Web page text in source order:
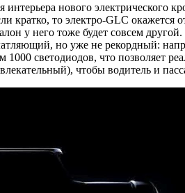
нового электрического
кратко, то электро-GLC
у него тоже будет совсем
но уже не рекордный:
светодиодов, что позволяет
чтобы водитель и